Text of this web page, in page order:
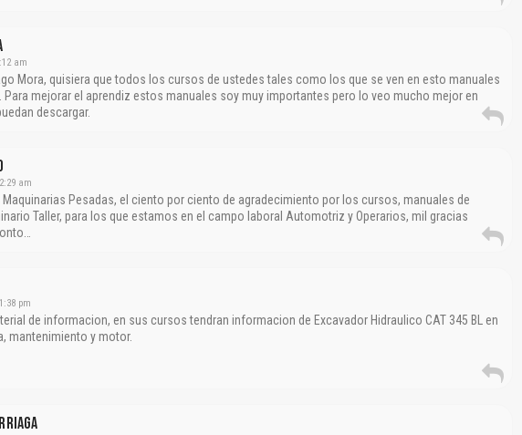
am
Mora, quisiera que todos los cursos de ustedes tales como los que se ven en esto manuales
Para mejorar el aprendiz estos manuales soy muy importantes pero lo veo mucho mejor en
descargar.
am
Pesadas, el ciento por ciento de agradecimiento por los cursos, manuales de
Taller, para los que estamos en el campo laboral Automotriz y Operarios, mil gracias
pm
de informacion, en sus cursos tendran informacion de Excavador Hidraulico CAT 345 BL en
mantenimiento y motor.